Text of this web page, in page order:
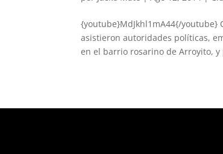
{youtube}MdJkhl1mA44{/youtube}
asistieron autoridades políticas,
en el barrio rosarino de Arroyito, y